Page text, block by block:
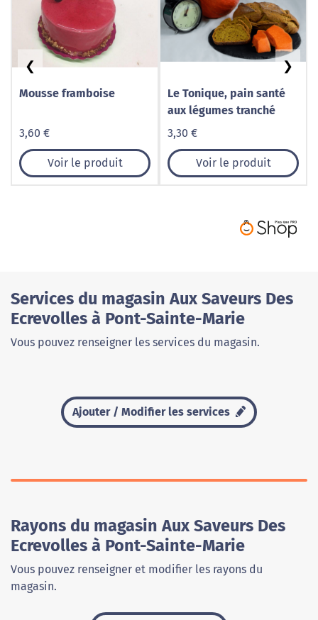
Mousse framboise
3,60 €
Voir le produit
Le Tonique, pain santé
aux légumes tranché
3,30 €
Voir le produit
❮ ❯
Services du magasin Aux Saveurs Des
Ecrevolles à Pont-Sainte-Marie
Vous pouvez renseigner les services du magasin.
Ajouter / Modifier les services
Rayons du magasin Aux Saveurs Des
Ecrevolles à Pont-Sainte-Marie
Vous pouvez renseigner et modifier les rayons du
magasin.